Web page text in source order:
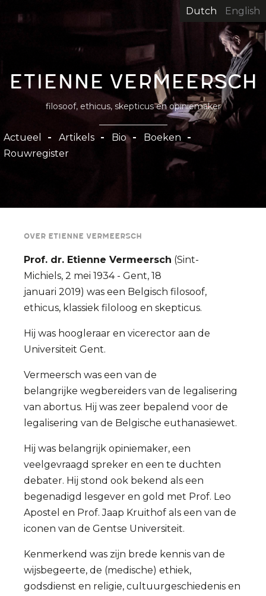
inhoud
gaan
Dutch English
Etienne Vermeersch
filosoof, ethicus, skepticus en opiniemaker
Hoofdnavigatie
Actueel Artikels Bio
Boeken
Rouwregister
over etienne vermeersch
Prof. dr. Etienne Vermeersch (Sint-
Michiels, 2 mei 1934 - Gent, 18
januari 2019) was een Belgisch filosoof,
ethicus, klassiek filoloog en skepticus.
Hij was hoogleraar en vicerector aan de
Universiteit Gent.
Vermeersch was een van de
belangrijke wegbereiders van de legalisering
van abortus. Hij was zeer bepalend voor de
legalisering van de Belgische euthanasiewet.
Hij was belangrijk opiniemaker, een
veelgevraagd spreker en een te duchten
debater. Hij stond ook bekend als een
begenadigd lesgever en gold met Prof. Leo
Apostel en Prof. Jaap Kruithof als een van de
iconen van de Gentse Universiteit.
Kenmerkend was zijn brede kennis van de
wijsbegeerte, de (medische) ethiek,
godsdienst en religie, cultuurgeschiedenis en